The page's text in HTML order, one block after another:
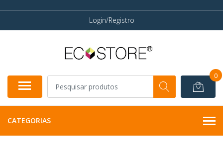
Login/Registro
0
CATEGORIAS